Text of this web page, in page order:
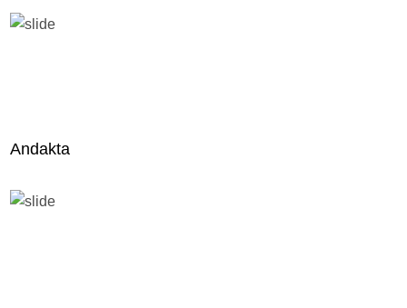
Andakta